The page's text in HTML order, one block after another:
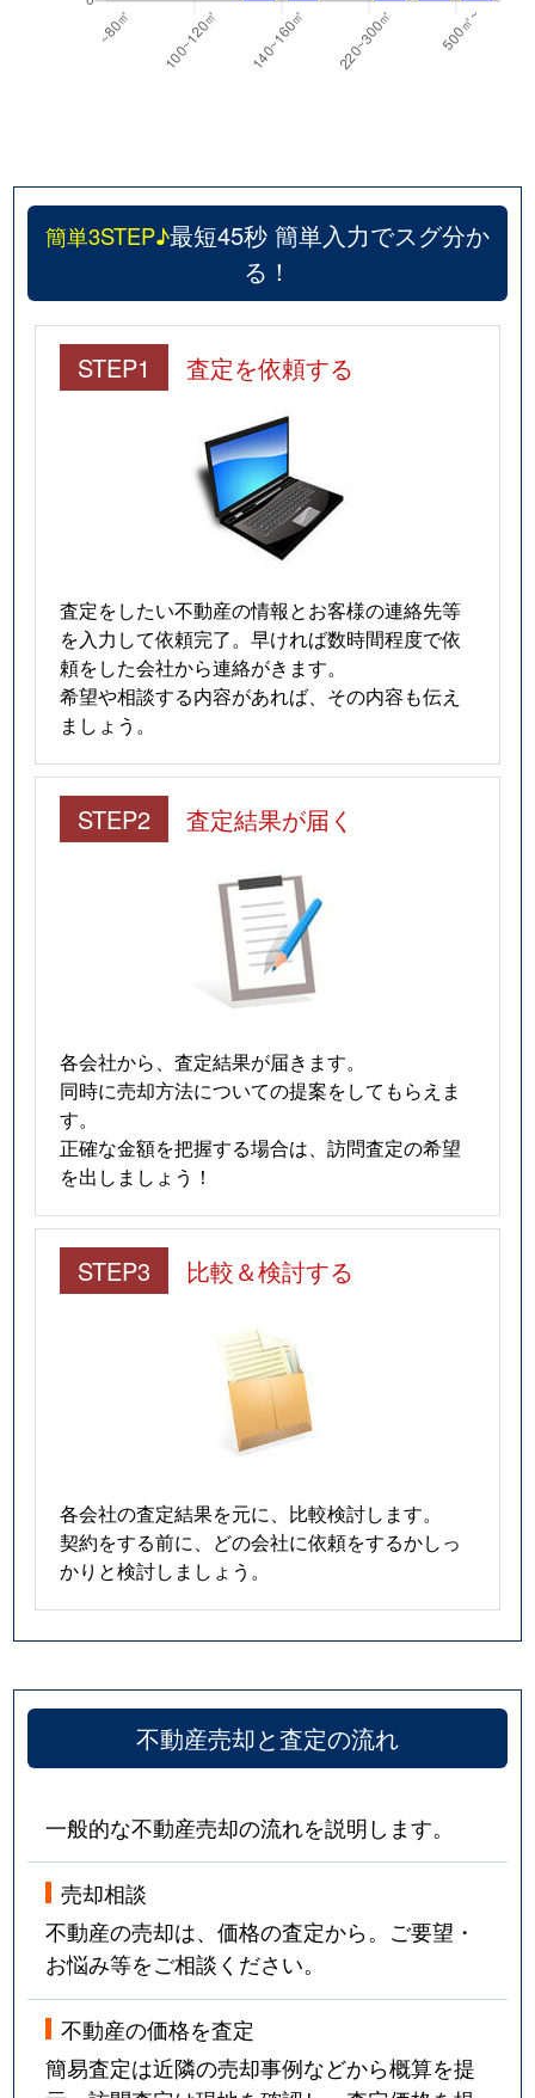
簡単3STEP♪最短45秒 簡単入力でスグ分か
る！
STEP1 査定を依頼する
査定をしたい不動産の情報とお客様の連絡先等
を入力して依頼完了。早ければ数時間程度で依
頼をした会社から連絡がきます。
希望や相談する内容があれば、その内容も伝え
ましょう。
STEP2 査定結果が届く
各会社から、査定結果が届きます。
同時に売却方法についての提案をしてもらえま
す。
正確な金額を把握する場合は、訪問査定の希望
を出しましょう！
STEP3 比較＆検討する
各会社の査定結果を元に、比較検討します。
契約をする前に、どの会社に依頼をするかしっ
かりと検討しましょう。
不動産売却と査定の流れ
一般的な不動産売却の流れを説明します。
売却相談
不動産の売却は、価格の査定から。ご要望・
お悩み等をご相談ください。
不動産の価格を査定
簡易査定は近隣の売却事例などから概算を提